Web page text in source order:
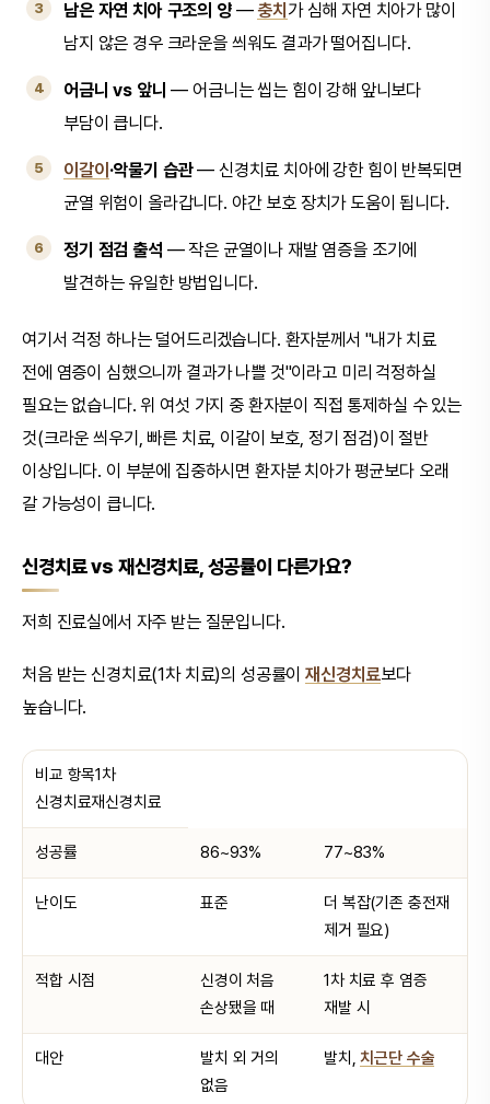
남은 자연 치아 구조의 양—충치가 심해 자연 치아가 많이
남지 않은 경우 크라운을 씌워도 결과가 떨어집니다.
어금니 vs 앞니 — 어금니는 씹는 힘이 강해 앞니보다
부담이 큽니다.
이갈이·악물기 습관— 신경치료 치아에 강한 힘이 반복되면
균열 위험이 올라갑니다. 야간 보호 장치가 도움이 됩니다.
정기 점검 출석 — 작은 균열이나 재발 염증을 조기에
발견하는 유일한 방법입니다.
여기서 걱정 하나는 덜어드리겠습니다. 환자분께서 "내가 치료
전에 염증이 심했으니까 결과가 나쁠 것"이라고 미리 걱정하실
필요는 없습니다. 위 여섯 가지 중 환자분이 직접 통제하실 수 있는
것(크라운 씌우기, 빠른 치료, 이갈이 보호, 정기 점검)이 절반
이상입니다. 이 부분에 집중하시면 환자분 치아가 평균보다 오래
갈 가능성이 큽니다.
신경치료 vs 재신경치료, 성공률이 다른가요?
저희 진료실에서 자주 받는 질문입니다.
처음 받는 신경치료(1차 치료)의 성공률이재신경치료보다
높습니다.
비교 항목1차
신경치료재신경치료
성공률 86~93% 77~83%
난이도 표준
더 복잡(기존 충전재
제거 필요)
적합 시점
신경이 처음
손상됐을 때
1차 치료 후 염증
재발 시
대안
발치 외 거의
없음
발치,치근단 수술